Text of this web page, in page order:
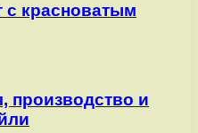
с красноватым
производство и